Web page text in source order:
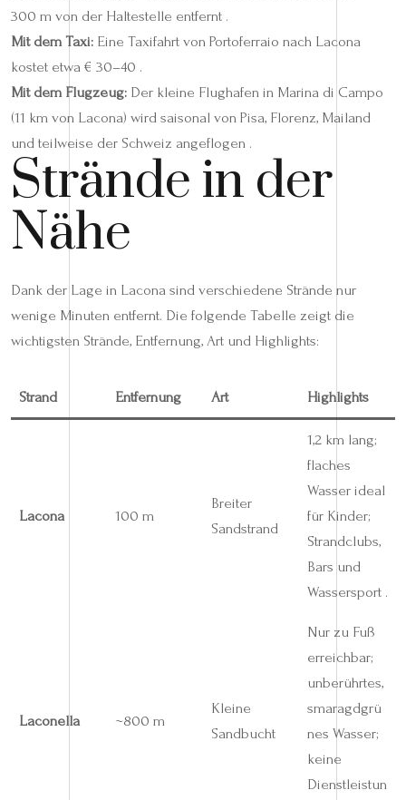
300 m von der Haltestelle entfernt .
Mit dem Taxi: Eine Taxifahrt von Portoferraio nach Lacona
kostet etwa € 30–40 .
Mit dem Flugzeug: Der kleine Flughafen in Marina di Campo
(11 km von Lacona) wird saisonal von Pisa, Florenz, Mailand
und teilweise der Schweiz angeflogen .
Strände in der
Nähe
Dank der Lage in Lacona sind verschiedene Strände nur
wenige Minuten entfernt. Die folgende Tabelle zeigt die
wichtigsten Strände, Entfernung, Art und Highlights:
Strand Entfernung Art Highlights
Lacona 100 m
Breiter
Sandstrand
1,2 km lang;
flaches
Wasser ideal
für Kinder;
Strandclubs,
Bars und
Wassersport .
Laconella ~800 m
Kleine
Sandbucht
Nur zu Fuß
erreichbar;
unberührtes,
smaragdgrü
nes Wasser;
keine
Dienstleistun